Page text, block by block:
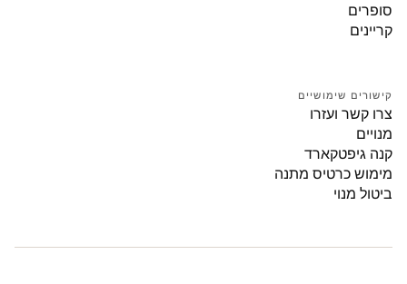
סופרים
קריינים
קישורים שימושיים
צרו קשר ועזרו
מנויים
קנה גיפטקארד
מימוש כרטיס מתנה
ביטול מנוי